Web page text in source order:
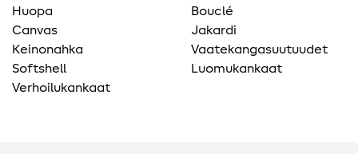
Huopa
Canvas
Keinonahka
Softshell
Verhoilukankaat
Bouclé
Jakardi
Vaatekangasuutuudet
Luomukankaat